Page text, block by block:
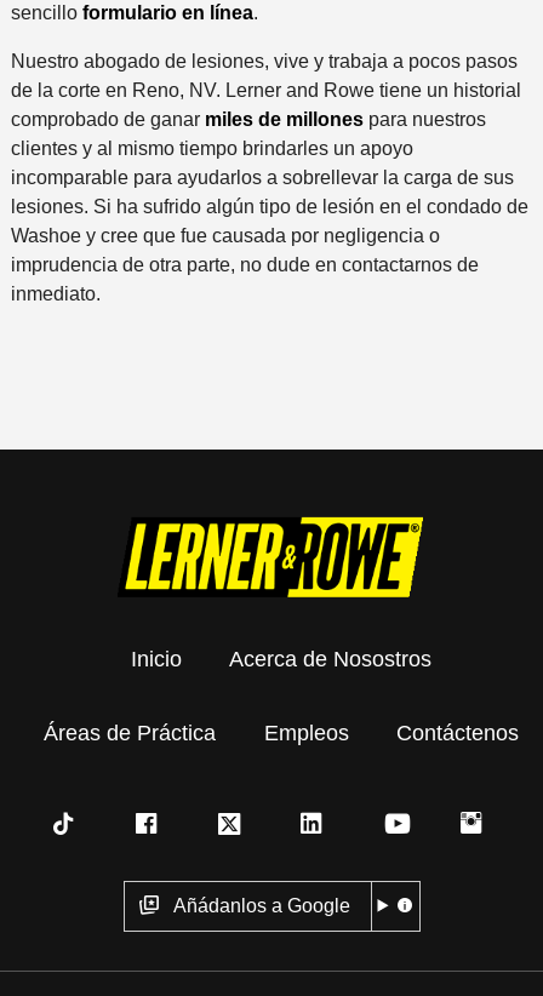
sencillo formulario en línea.
Nuestro abogado de lesiones, vive y trabaja a pocos pasos
de la corte en Reno, NV. Lerner and Rowe tiene un historial
comprobado de ganar miles de millonespara nuestros
clientes y al mismo tiempo brindarles un apoyo
incomparable para ayudarlos a sobrellevar la carga de sus
lesiones. Si ha sufrido algún tipo de lesión en el condado de
Washoe y cree que fue causada por negligencia o
imprudencia de otra parte, no dude en contactarnos de
inmediato.
Inicio Acerca de Nosostros
Áreas de Práctica Empleos Contáctenos
Añádanlos a Google